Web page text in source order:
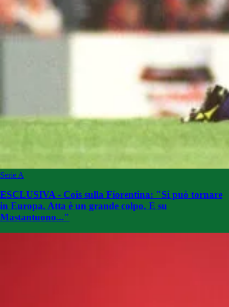
Serie A
ESCLUSIVA - Cois sulla Fiorentina: "Si può tornare
in Europa. Atta è un grande colpo. E su
Mastantuono..."